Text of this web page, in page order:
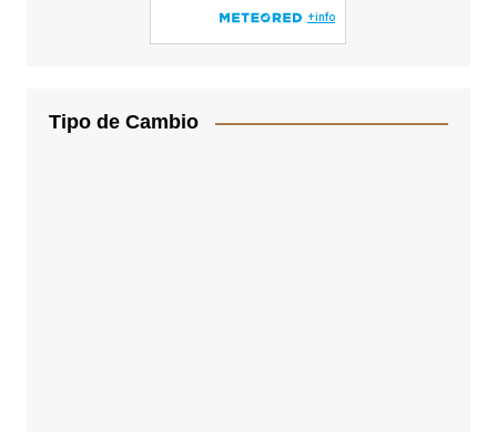
Tipo de Cambio